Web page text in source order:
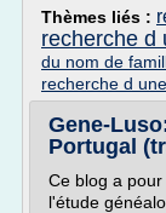
Thèmes liés :
recherche d
du nom de
recherche d
Gene-
Portugal
Ce blog a
l'étude